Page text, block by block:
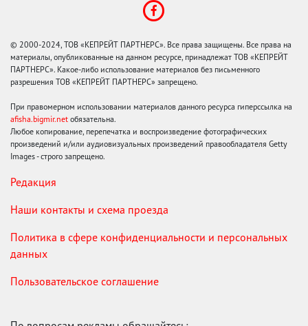
© 2000-2024, ТОВ «КЕПРЕЙТ ПАРТНЕРС». Все права защищены. Все права на
материалы, опубликованные на данном ресурсе, принадлежат ТОВ «КЕПРЕЙТ
ПАРТНЕРС». Какое-либо использование материалов без письменного
разрешения ТОВ «КЕПРЕЙТ ПАРТНЕРС» запрещено.
При правомерном использовании материалов данного ресурса гиперссылка на
afisha.bigmir.net обязательна.
Любое копирование, перепечатка и воспроизведение фотографических
произведений и/или аудиовизуальных произведений правообладателя Getty
Images - строго запрещено.
Редакция
Наши контакты и схема проезда
Политика в сфере конфиденциальности и персональных
данных
Пользовательское соглашение